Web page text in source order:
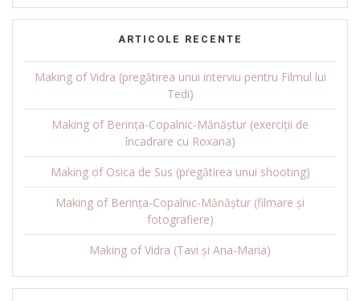
ARTICOLE RECENTE
Making of Vidra (pregătirea unui interviu pentru Filmul lui
Tedi)
Making of Berința-Copalnic-Mănăștur (exerciții de
încadrare cu Roxana)
Making of Osica de Sus (pregătirea unui shooting)
Making of Berința-Copalnic-Mănăștur (filmare și
fotografiere)
Making of Vidra (Tavi și Ana-Maria)